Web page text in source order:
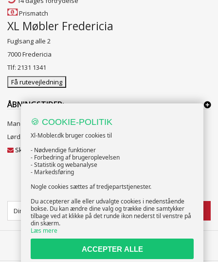
Prismatch
XL Møbler Fredericia
Fuglsang alle 2
7000 Fredericia
Tlf: 2131 1341
Få rutevejledning
ÅBNINGSTIDER:
Mandag til Fredag 10:00 til 18:00
Lørdag og Søndag 10:00 til 16:00
Skriv til vores kundeservice
NYHEDSBREV
TILMELD
🍪 COOKIE-POLITIK
Xl-Mobler.dk bruger cookies til
- Nødvendige funktioner
- Forbedring af brugeroplevelsen
- Statistik og webanalyse
- Markedsføring
Nogle cookies sættes af tredjepartstjenester.
Du accepterer alle eller udvalgte cookies i nedenstående
bokse. Du kan ændre dine valg og trække dine samtykker
tilbage ved at klikke på det runde ikon nederst til venstre på
din skærm.
Læs mere
ACCEPTER ALLE